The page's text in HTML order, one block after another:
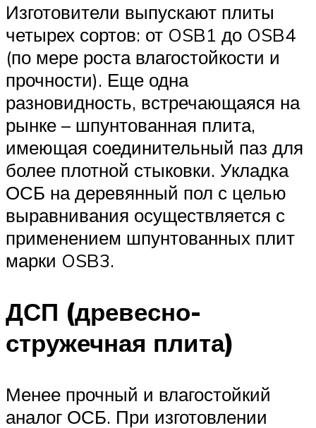
Изготовители выпускают плиты
четырех сортов: от OSB1 до OSB4
(по мере роста влагостойкости и
прочности). Еще одна
разновидность, встречающаяся на
рынке – шпунтованная плита,
имеющая соединительный паз для
более плотной стыковки. Укладка
ОСБ на деревянный пол с целью
выравнивания осуществляется с
применением шпунтованных плит
марки OSB3.
ДСП (древесно-
стружечная плита)
Менее прочный и влагостойкий
аналог ОСБ. При изготовлении